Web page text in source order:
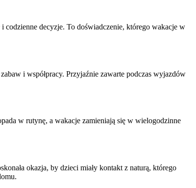
decyzje. To doświadczenie, którego wakacje w
i współpracy. Przyjaźnie zawarte podczas wyjazdów
w rutynę, a wakacje zamieniają się w wielogodzinne
okazja, by dzieci miały kontakt z naturą, którego